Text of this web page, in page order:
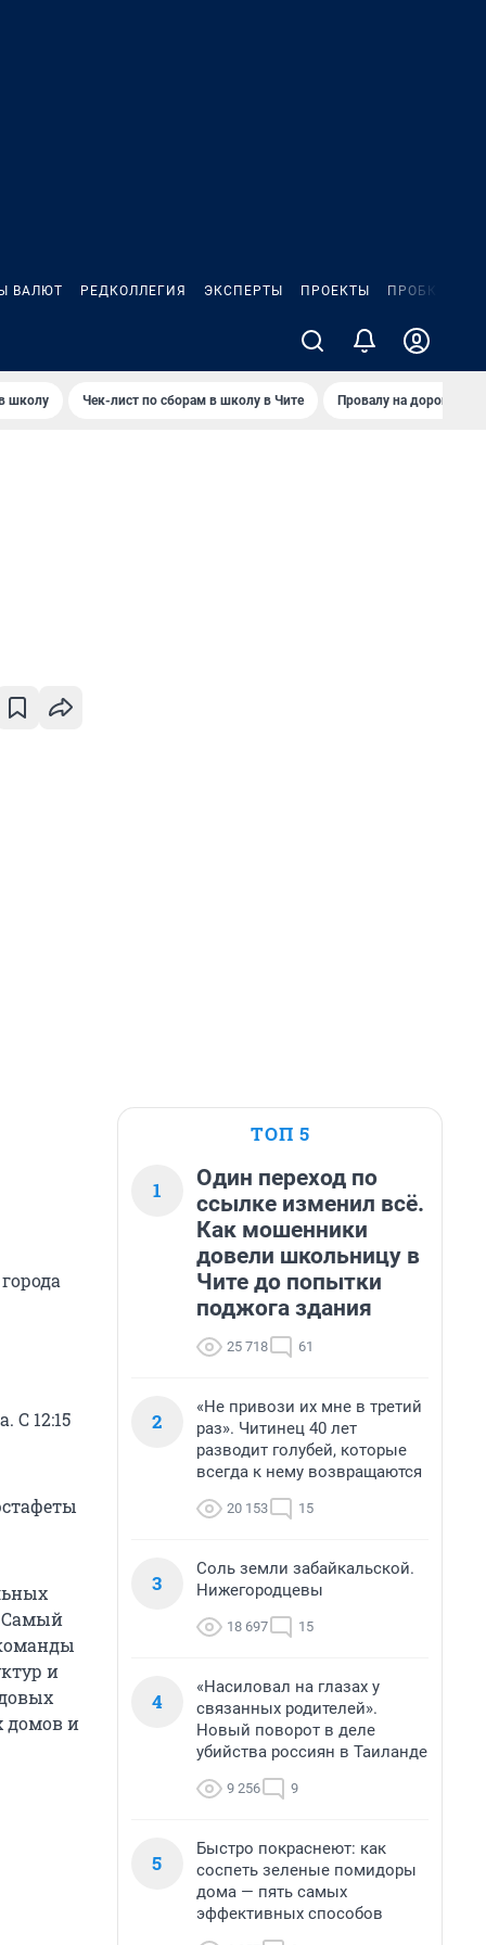
ВАЛЮТ РЕДКОЛЛЕГИЯ ЭКСПЕРТЫ ПРОЕКТЫ ПРОБКИ
школу Чек-лист по сборам в школу в Чите Провалу на дороге
С 12:15
Самый
и
домов и
ТОП 5
1
Один переход по
ссылке изменил всё.
Как мошенники
довели школьницу в
Чите до попытки
поджога здания
25 718 61
2
«Не привози их мне в третий
раз». Читинец 40 лет
разводит голубей, которые
всегда к нему возвращаются
20 153 15
3
Соль земли забайкальской.
Нижегородцевы
18 697 15
4
«Насиловал на глазах у
связанных родителей».
Новый поворот в деле
убийства россиян в Таиланде
9 256 9
5
Быстро покраснеют: как
соспеть зеленые помидоры
дома — пять самых
эффективных способов